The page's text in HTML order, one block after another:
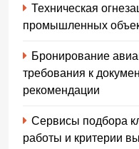
Техническая
промышленных
Бронирование
требования к
рекомендации
Сервисы подбора
работы и критерии